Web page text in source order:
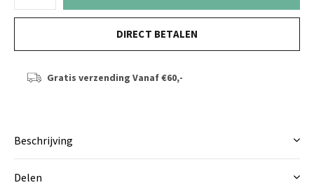
DIRECT BETALEN
Gratis verzending Vanaf €60,-
Beschrijving
Delen